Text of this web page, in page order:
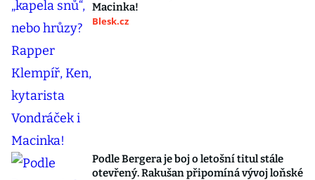
Macinka!
Blesk.cz
Podle Bergera je boj o letošní titul stále
otevřený. Rakušan připomíná vývoj loňské